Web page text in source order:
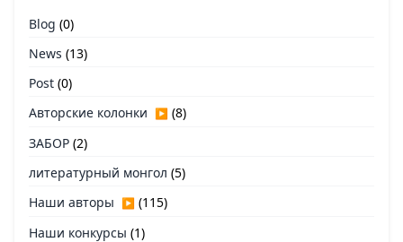
Blog (0)
News (13)
Post (0)
Авторские колонки ▶ (8)
ЗАБОР (2)
литературный монгол (5)
Наши авторы ▶ (115)
Наши конкурсы (1)